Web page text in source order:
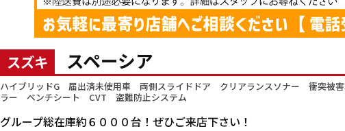
スズキ スペーシア
ハイブリッドG 届出済未使用車 両側スライドドア クリアランスソナー 衝突被
ラー ベンチシート CVT 盗難防止システム
グループ総在庫約６０００台！ぜひご来店下さい！